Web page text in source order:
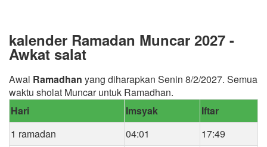
kalender Ramadan Muncar 2027 -
Awkat salat
Awal Ramadhan yang diharapkan Senin 8/2/2027. Semua
waktu sholat Muncar untuk Ramadhan.
Hari
Imsyak
Iftar
1 ramadan
04:01
17:49